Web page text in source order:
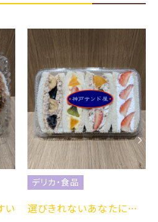
い
デリカ・食品
選びきれないあなたに…